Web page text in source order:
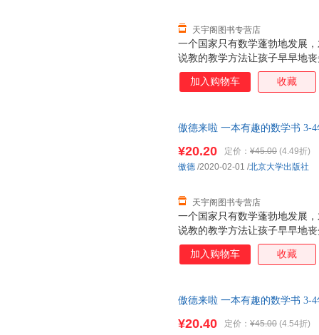
一个国家只有数学蓬勃地发展
说教的教学方法让孩子早早地
书以幽默有趣的漫画故事，消
乐，更给予他们知识与启示
用漫画形式呈现，必定有助于
趣。 ——数学科普作家 彭翕成
学习，尤其数学学习，是件苦
天宇阁图书专营店
加入购物车 收藏
傲德来啦 一本有趣的数学书 3-
一个国家只有数学蓬勃地发展
说教的教学方法让孩子早早地
书以幽默有趣的漫画故事，消
乐，更给予他们知识与启示
用漫画形式呈现，必定有助于
趣。 ——数学科普作家 彭翕成
¥20.20 定价： ¥45.00 (4.49折)
天宇阁图书专营店
傲德 /2020-02-01 /北京大学出版社
加入购物车 收藏
傲德来啦 一本有趣的数学书 3-
¥20.40 定价： ¥45.00 (4.54折)